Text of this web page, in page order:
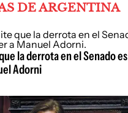
DE ARGENTINA
la derrota en el Senado
Adorni